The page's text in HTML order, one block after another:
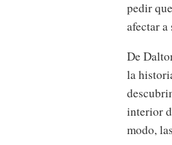
pedir
afectar
De
la
interior
modo,